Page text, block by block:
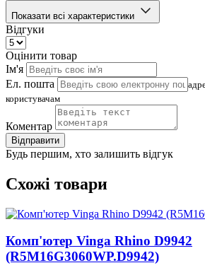
Показати всі характеристики
Відгуки
Оцінити товар
Ім'я
Ел. пошта
користувачам
Коментар
Відправити
Будь першим, хто залишить відгук
Схожі товари
Комп'ютер Vinga Rhino D9942
(R5M16G3060WP.D9942)